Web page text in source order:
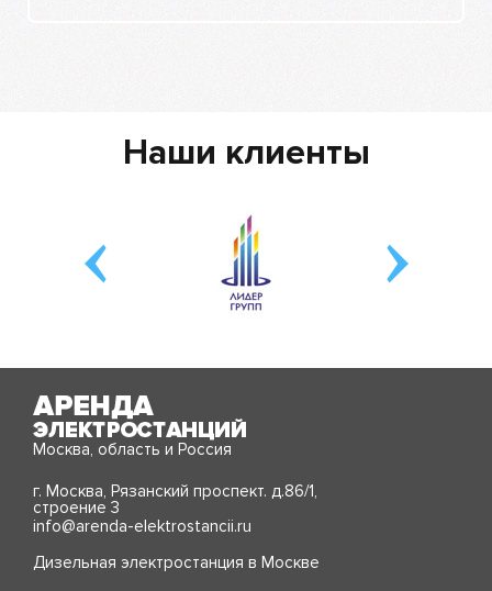
Наши клиенты
Москва, область и Россия
г. Москва, Рязанский проспект. д.86/1,
строение 3
info@arenda-elektrostancii.ru
Дизельная электростанция в Москве